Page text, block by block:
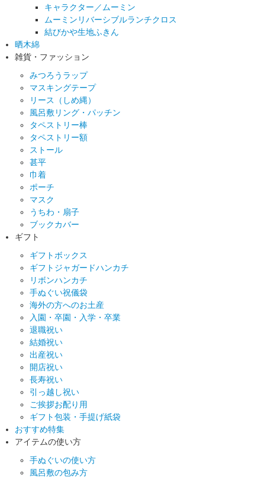
キャラクター／ムーミン
ムーミンリバーシブルランチクロス
結びかや生地ふきん
晒木綿
雑貨・ファッション
みつろうラップ
マスキングテープ
リース（しめ縄）
風呂敷リング・パッチン
タペストリー棒
タペストリー額
ストール
甚平
巾着
ポーチ
マスク
うちわ・扇子
ブックカバー
ギフト
ギフトボックス
ギフトジャガードハンカチ
リボンハンカチ
手ぬぐい祝儀袋
海外の方へのお土産
入園・卒園・入学・卒業
退職祝い
結婚祝い
出産祝い
開店祝い
長寿祝い
引っ越し祝い
ご挨拶お配り用
ギフト包装・手提げ紙袋
おすすめ特集
アイテムの使い方
手ぬぐいの使い方
風呂敷の包み方